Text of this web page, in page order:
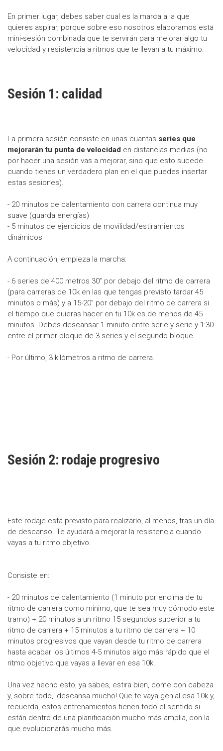
En primer lugar, debes saber cual es la marca a la que
quieres aspirar, porque sobre eso nosotros elaboramos esta
mini-sesión combinada que te servirán para mejorar algo tu
velocidad y resistencia a ritmos que te llevan a tu máximo.
Sesión 1: calidad
La primera sesión consiste en unas cuantas series que
mejorarán tu punta de velocidad en distancias medias (no
por hacer una sesión vas a mejorar, sino que esto sucede
cuando tienes un verdadero plan en el que puedes insertar
estas sesiones).
- 20 minutos de calentamiento con carrera continua muy
suave (guarda energías)
- 5 minutos de ejercicios de movilidad/estiramientos
dinámicos
A continuación, empieza la marcha:
- 6 series de 400 metros 30” por debajo del ritmo de carrera
(para carreras de 10k en las que tengas previsto tardar 45
minutos o más) y a 15-20” por debajo del ritmo de carrera si
el tiempo que quieras hacer en tu 10k es de menos de 45
minutos. Debes descansar 1 minuto entre serie y serie y 1:30
entre el primer bloque de 3 series y el segundo bloque.
- Por último, 3 kilómetros a ritmo de carrera.
Sesión 2: rodaje progresivo
Este rodaje está previsto para realizarlo, al menos, tras un día
de descanso. Te ayudará a mejorar la resistencia cuando
vayas a tu ritmo objetivo.
Consiste en:
- 20 minutos de calentamiento (1 minuto por encima de tu
ritmo de carrera como mínimo, que te sea muy cómodo este
tramo) + 20 minutos a un ritmo 15 segundos superior a tu
ritmo de carrera + 15 minutos a tu ritmo de carrera + 10
minutos progresivos que vayan desde tu ritmo de carrera
hasta acabar los últimos 4-5 minutos algo más rápido que el
ritmo objetivo que vayas a llevar en esa 10k.
Una vez hecho esto, ya sabes, estira bien, come con cabeza
y, sobre todo, ¡descansa mucho! Que te vaya genial esa 10k y,
recuerda, estos entrenamientos tienen todo el sentido si
están dentro de una planificación mucho más amplia, con la
que evolucionarás mucho más.